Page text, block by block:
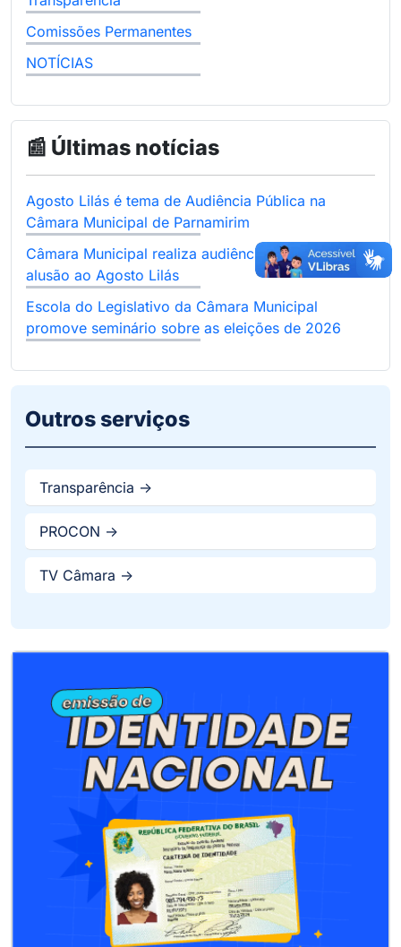
Comissões Permanentes
NOTÍCIAS
📰 Últimas notícias
Agosto Lilás é tema de Audiência Pública na
Câmara Municipal de Parnamirim
Câmara Municipal realiza audiência pública em
alusão ao Agosto Lilás
Escola do Legislativo da Câmara Municipal
promove seminário sobre as eleições de 2026
Outros serviços
Transparência ->
PROCON ->
TV Câmara ->